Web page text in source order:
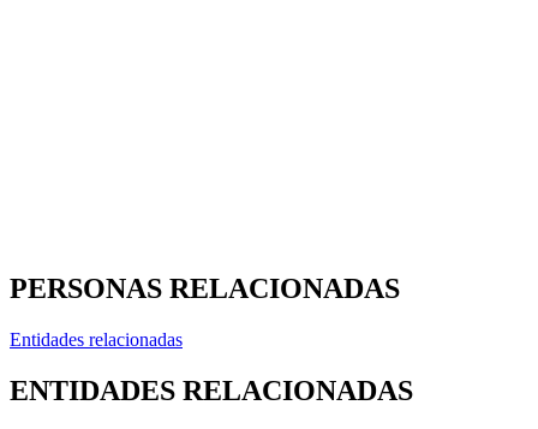
PERSONAS RELACIONADAS
Entidades relacionadas
ENTIDADES RELACIONADAS